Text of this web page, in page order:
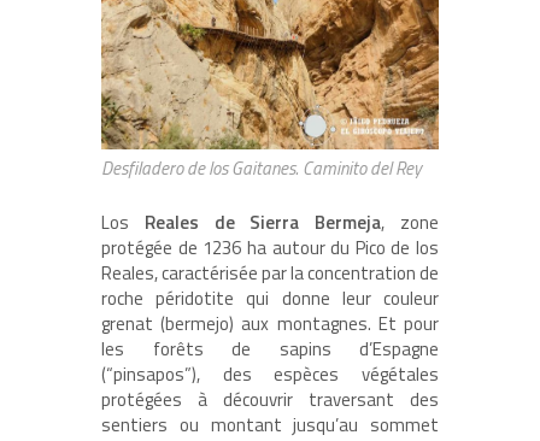
Desfiladero de los Gaitanes. Caminito del Rey
Los Reales de Sierra Bermeja, zone
protégée de 1236 ha autour du Pico de los
Reales, caractérisée par la concentration de
roche péridotite qui donne leur couleur
grenat (bermejo) aux montagnes. Et pour
les forêts de sapins d’Espagne
(“pinsapos”), des espèces végétales
protégées à découvrir traversant des
sentiers ou montant jusqu’au sommet